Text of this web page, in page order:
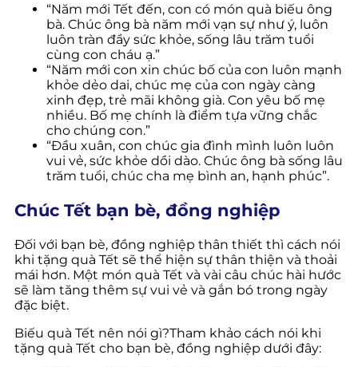
“Năm mới Tết đến, con có món quà biếu ông
bà. Chúc ông bà năm mới vạn sự như ý, luôn
luôn tràn đầy sức khỏe, sống lâu trăm tuổi
cùng con cháu ạ.”
“Năm mới con xin chúc bố của con luôn mạnh
khỏe dẻo dai, chúc mẹ của con ngày càng
xinh đẹp, trẻ mãi không già. Con yêu bố mẹ
nhiều. Bố mẹ chính là điểm tựa vững chắc
cho chúng con.”
“Đầu xuân, con chúc gia đình mình luôn luôn
vui vẻ, sức khỏe dồi dào. Chúc ông bà sống lâu
trăm tuổi, chúc cha mẹ bình an, hạnh phúc”.
Chúc Tết bạn bè, đồng nghiệp
Đối với bạn bè, đồng nghiệp thân thiết thì cách nói
khi tặng quà Tết sẽ thể hiện sự thân thiện và thoải
mái hơn. Một món quà Tết và vài câu chúc hài hước
sẽ làm tăng thêm sự vui vẻ và gắn bó trong ngày
đặc biệt.
Biếu quà Tết nên nói gì?Tham khảo cách nói khi
tặng quà Tết cho bạn bè, đồng nghiệp dưới đây: